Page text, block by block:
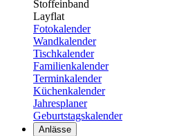
Stoffeinband
Layflat
Fotokalender
Wandkalender
Tischkalender
Familienkalender
Terminkalender
Küchenkalender
Jahresplaner
Geburtstagskalender
Anlässe